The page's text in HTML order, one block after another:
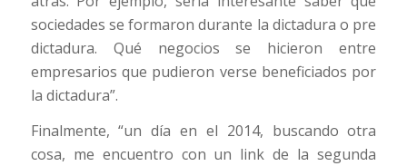
sociedades se formaron durante la dictadura o pre
dictadura. Qué negocios se hicieron entre
empresarios que pudieron verse beneficiados por
la dictadura”.
Finalmente, “un día en el 2014, buscando otra
cosa, me encuentro con un link de la segunda